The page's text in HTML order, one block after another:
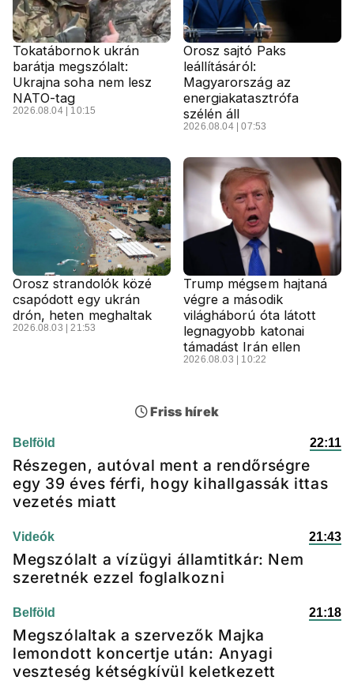
Tokatábornok ukrán
barátja megszólalt:
Ukrajna soha nem lesz
NATO-tag
2026.08.04 | 10:15
Orosz sajtó Paks
leállításáról:
Magyarország az
energiakatasztrófa
szélén áll
2026.08.04 | 07:53
Orosz strandolók közé
csapódott egy ukrán
drón, heten meghaltak
2026.08.03 | 21:53
Trump mégsem hajtaná
végre a második
világháború óta látott
legnagyobb katonai
támadást Irán ellen
2026.08.03 | 10:22
Friss hírek
Belföld 22:11
Részegen, autóval ment a rendőrségre
egy 39 éves férfi, hogy kihallgassák ittas
vezetés miatt
Videók 21:43
Megszólalt a vízügyi államtitkár: Nem
szeretnék ezzel foglalkozni
Belföld 21:18
Megszólaltak a szervezők Majka
lemondott koncertje után: Anyagi
veszteség kétségkívül keletkezett